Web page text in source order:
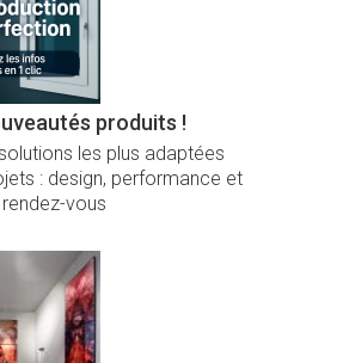
produits !
les plus adaptées
: design, performance et
vous